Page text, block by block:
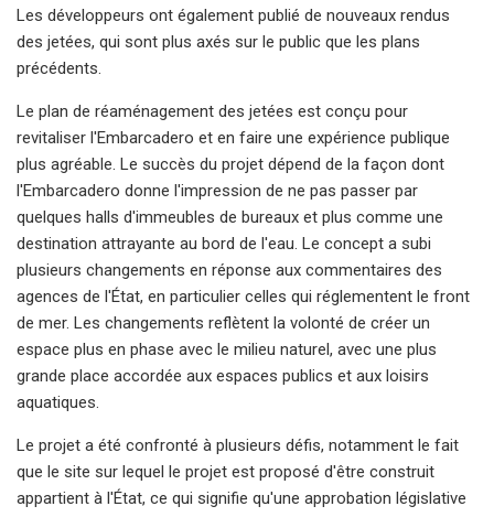
Les développeurs ont également publié de nouveaux rendus
des jetées, qui sont plus axés sur le public que les plans
précédents.
Le plan de réaménagement des jetées est conçu pour
revitaliser l'Embarcadero et en faire une expérience publique
plus agréable. Le succès du projet dépend de la façon dont
l'Embarcadero donne l'impression de ne pas passer par
quelques halls d'immeubles de bureaux et plus comme une
destination attrayante au bord de l'eau. Le concept a subi
plusieurs changements en réponse aux commentaires des
agences de l'État, en particulier celles qui réglementent le front
de mer. Les changements reflètent la volonté de créer un
espace plus en phase avec le milieu naturel, avec une plus
grande place accordée aux espaces publics et aux loisirs
aquatiques.
Le projet a été confronté à plusieurs défis, notamment le fait
que le site sur lequel le projet est proposé d'être construit
appartient à l'État, ce qui signifie qu'une approbation législative